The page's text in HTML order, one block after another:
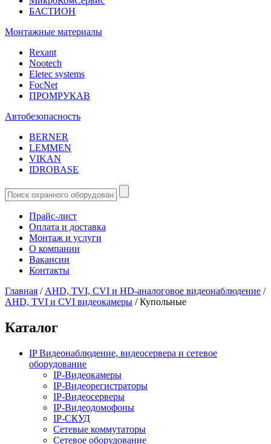
БАСТИОН
Монтажные материалы
Rexant
Nootech
Eletec systems
FocNet
ПРОМРУКАВ
Автобезопасность
BERNER
LEMMEN
VIKAN
IDROBASE
Прайс-лист
Оплата и доставка
Монтаж и услуги
О компании
Вакансии
Контакты
Главная / AHD, TVI, CVI и HD-аналоговое видеонаблюдение /
AHD, TVI и CVI видеокамеры /Купольные
Каталог
IP Видеонаблюдение, видеосервера и сетевое
оборудование
IP-Видеокамеры
IP-Видеорегистраторы
IP-Видеосерверы
IP-Видеодомофоны
IP-СКУД
Сетевые коммутаторы
Сетевое оборудование